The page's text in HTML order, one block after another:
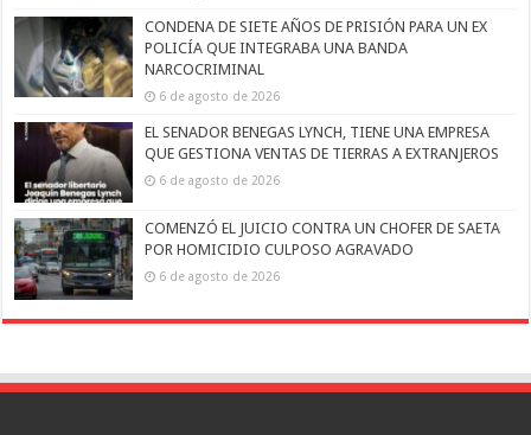
CONDENA DE SIETE AÑOS DE PRISIÓN PARA UN EX
POLICÍA QUE INTEGRABA UNA BANDA
NARCOCRIMINAL
6 de agosto de 2026
EL SENADOR BENEGAS LYNCH, TIENE UNA EMPRESA
QUE GESTIONA VENTAS DE TIERRAS A EXTRANJEROS
6 de agosto de 2026
COMENZÓ EL JUICIO CONTRA UN CHOFER DE SAETA
POR HOMICIDIO CULPOSO AGRAVADO
6 de agosto de 2026